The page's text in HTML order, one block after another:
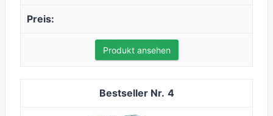
Produkt ansehen
4